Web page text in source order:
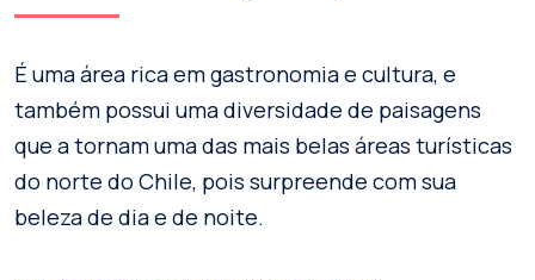
É uma área rica em gastronomia e cultura, e
também possui uma diversidade de paisagens
que a tornam uma das mais belas áreas turísticas
do norte do Chile, pois surpreende com sua
beleza de dia e de noite.